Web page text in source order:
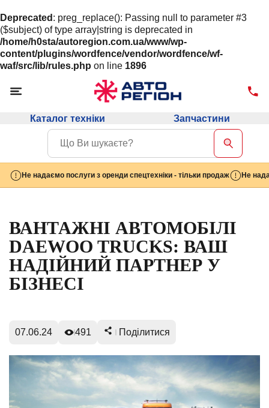
Deprecated : preg_replace(): Passing null to parameter #3
($subject) of type array|string is deprecated in
/home/h0sta/autoregion.com.ua/www/wp-
content/plugins/wordfence/vendor/wordfence/wf-
waf/src/lib/rules.php on line 1896
Каталог техніки Запчастини
Не надаємо послуги з оренди спецтехніки - тільки продаж Не
ВАНТАЖНІ АВТОМОБІЛІ
DAEWOO TRUCKS: ВАШ
НАДІЙНИЙ ПАРТНЕР У
БІЗНЕСІ
07.06.24 491 Поділитися